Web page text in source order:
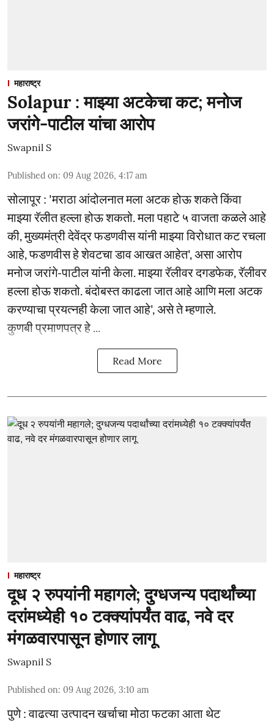
महाराष्ट्र
Solapur : माझ्या अटकेचा कट; मनोज
जरांगे-पाटील यांचा आरोप
Swapnil S
Published on: 09 Aug 2026, 4:17 am
सोलापूर : 'मराठा आंदोलनात मला अटक होऊ शकते किंवा
माझ्या रॅलीत हल्ला होऊ शकतो. मला पहाटे ५ वाजता कळले आहे
की, मुख्यमंत्री देवेंद्र फडणवीस यांनी माझ्या विरोधात कट रचला
आहे, फडणवीस हे शेवटचा डाव आखत आहेत', असा आरोप
मनोज जरांगे-पाटील यांनी केला. माझ्या रॅलीवर दगडफेक, रॅलीवर
हल्ला होऊ शकतो. बंदोबस्त काढला जात आहे आणि मला अटक
करण्याचा प्रयत्नही केला जात आहे', असे ते म्हणाले.
कुणबी प्रमाणपत्र हे ...
Read More
महाराष्ट्र
दूध २ रुपयांनी महागले; दुग्धजन्य पदार्थांच्या
दरांमध्येही १० टक्क्यांपर्यंत वाढ, नवे दर
मंगळवारपासून होणार लागू
Swapnil S
Published on: 09 Aug 2026, 3:10 am
पुणे : वाढत्या उत्पादन खर्चाचा मोठा फटका आता थेट